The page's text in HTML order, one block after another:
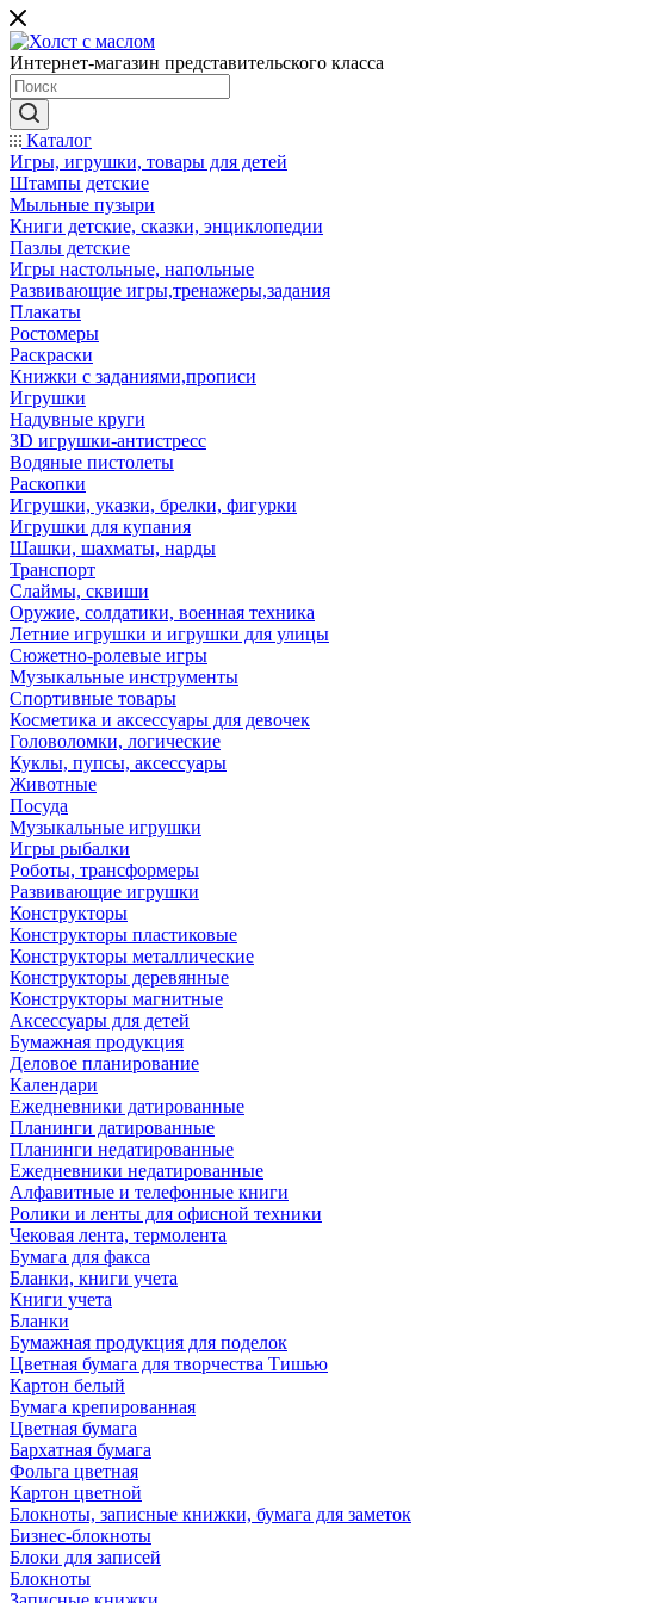
Интернет-магазин представительского класса
Каталог
Игры, игрушки, товары для детей
Штампы детские
Мыльные пузыри
Книги детские, сказки, энциклопедии
Пазлы детские
Игры настольные, напольные
Развивающие игры,тренажеры,задания
Плакаты
Ростомеры
Раскраски
Книжки с заданиями,прописи
Игрушки
Надувные круги
3D игрушки-антистресс
Водяные пистолеты
Раскопки
Игрушки, указки, брелки, фигурки
Игрушки для купания
Шашки, шахматы, нарды
Транспорт
Слаймы, сквиши
Оружие, солдатики, военная техника
Летние игрушки и игрушки для улицы
Сюжетно-ролевые игры
Музыкальные инструменты
Спортивные товары
Косметика и аксессуары для девочек
Головоломки, логические
Куклы, пупсы, аксессуары
Животные
Посуда
Музыкальные игрушки
Игры рыбалки
Роботы, трансформеры
Развивающие игрушки
Конструкторы
Конструкторы пластиковые
Конструкторы металлические
Конструкторы деревянные
Конструкторы магнитные
Аксессуары для детей
Бумажная продукция
Деловое планирование
Календари
Ежедневники датированные
Планинги датированные
Планинги недатированные
Ежедневники недатированные
Алфавитные и телефонные книги
Ролики и ленты для офисной техники
Чековая лента, термолента
Бумага для факса
Бланки, книги учета
Книги учета
Бланки
Бумажная продукция для поделок
Цветная бумага для творчества Тишью
Картон белый
Бумага крепированная
Цветная бумага
Бархатная бумага
Фольга цветная
Картон цветной
Блокноты, записные книжки, бумага для заметок
Бизнес-блокноты
Блоки для записей
Блокноты